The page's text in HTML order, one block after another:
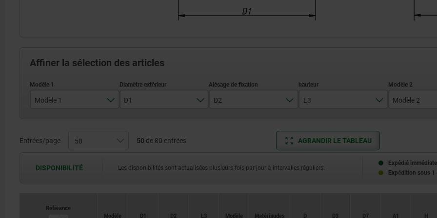
Affiner la sélection des articles
Modèle 1
Trou lisse avec rainures
D1
100
D2 L3
44
Modèle 2
Entrées/page 50 de 80 entrées AGRANDIR LE TABLEAU
DISPONIBILITÉ Les disponibilités sont actualisées plusieurs fois par jour à intervalles réguliers.
Expédié
Expédition sous 1
Référence
Modèle
D1 D2 L3 Modèle Matériau des D D3 D7 A1 H
Référence
Modèle
D1 D2 L3 Modèle Matériau des D D3 D7 A1 H